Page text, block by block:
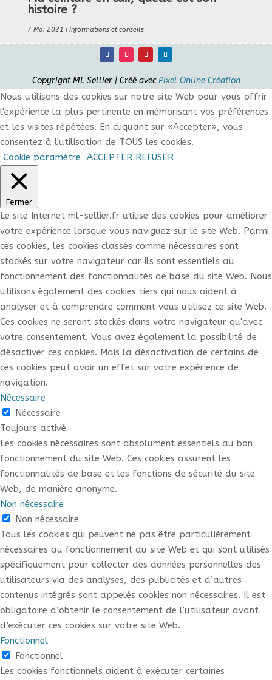
histoire ?
7 Mai 2021 | Informations et conseils
Copyright ML Sellier | Créé avecPixel Online Création
Nous utilisons des cookies sur notre site Web pour vous offrir
l'expérience la plus pertinente en mémorisant vos préférences
et les visites répétées. En cliquant sur «Accepter», vous
consentez à l'utilisation de TOUS les cookies.
Cookie paramètre
ACCEPTER REFUSER
Fermer
Le site Internet ml-sellier.fr utilise des cookies pour améliorer
votre expérience lorsque vous naviguez sur le site Web. Parmi
ces cookies, les cookies classés comme nécessaires sont
stockés sur votre navigateur car ils sont essentiels au
fonctionnement des fonctionnalités de base du site Web. Nous
utilisons également des cookies tiers qui nous aident à
analyser et à comprendre comment vous utilisez ce site Web.
Ces cookies ne seront stockés dans votre navigateur qu'avec
votre consentement. Vous avez également la possibilité de
désactiver ces cookies. Mais la désactivation de certains de
ces cookies peut avoir un effet sur votre expérience de
navigation.
Nécessaire
Nécessaire
Toujours activé
Les cookies nécessaires sont absolument essentiels au bon
fonctionnement du site Web. Ces cookies assurent les
fonctionnalités de base et les fonctions de sécurité du site
Web, de manière anonyme.
Non nécessaire
Non nécessaire
Tous les cookies qui peuvent ne pas être particulièrement
nécessaires au fonctionnement du site Web et qui sont utilisés
spécifiquement pour collecter des données personnelles des
utilisateurs via des analyses, des publicités et d’autres
contenus intégrés sont appelés cookies non nécessaires. Il est
obligatoire d’obtenir le consentement de l’utilisateur avant
d’exécuter ces cookies sur votre site Web.
Fonctionnel
Fonctionnel
Les cookies fonctionnels aident à exécuter certaines